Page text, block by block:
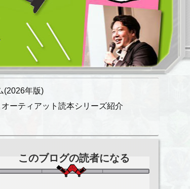
(2026年版)
オーティアット読本シリーズ紹介
このブログの読者になる